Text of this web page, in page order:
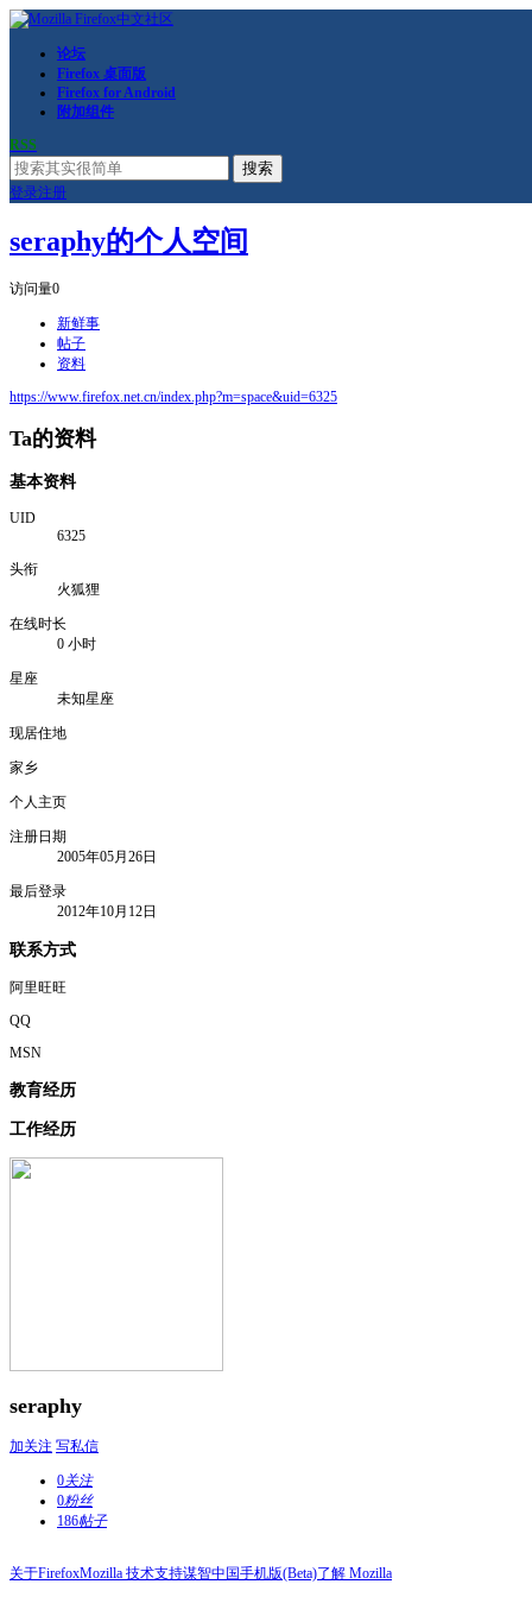
论坛
Firefox 桌面版
Firefox for Android
附加组件
RSS
搜索
登录注册
seraphy的个人空间
访问量0
新鲜事
帖子
资料
https://www.firefox.net.cn/index.php?m=space&uid=6325
Ta的资料
基本资料
UID
6325
头衔
火狐狸
在线时长
0 小时
星座
未知星座
现居住地
家乡
个人主页
注册日期
2005年05月26日
最后登录
2012年10月12日
联系方式
阿里旺旺
QQ
MSN
教育经历
工作经历
seraphy
加关注 写私信
0关注
0粉丝
186帖子
关于FirefoxMozilla 技术支持谋智中国手机版(Beta)了解 Mozilla